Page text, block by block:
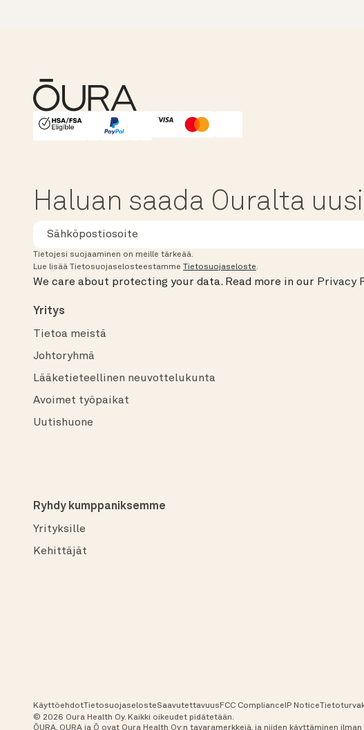
HSA/FSA Eligible
Affirm
Haluan saada Ouralta
Tietojesi suojaaminen on meille tärkeää.
Lue lisää Tietosuojaselosteestamme Tietosuojaseloste.
We care about protecting your data. Read more in our Privacy
Yritys
Tietoa meistä
Johtoryhmä
Lääketieteellinen neuvottelukunta
Avoimet työpaikat
Uutishuone
Ryhdy kumppaniksemme
Yrityksille
Kehittäjät
KäyttöehdotTietosuojaselosteSaavutettavuus FCC Compliance IP Notice
© 2026 Oura Health Oy. Kaikki oikeudet pidätetään.
ŌURA, OURA ja Ō ovat Oura Health Oy:n tavaramerkkejä, ja niiden käyttäminen